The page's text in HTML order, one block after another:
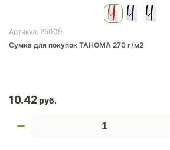
Артикул: 25009
Сумка для покупок TAHOMA 270 г/м2
10.42